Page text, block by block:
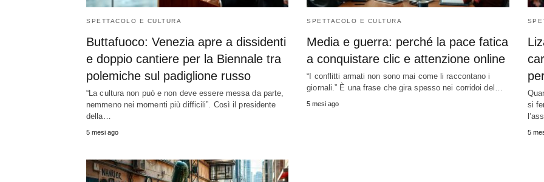
SPETTACOLO E CULTURA
Buttafuoco: Venezia apre a dissidenti
e doppio cantiere per la Biennale tra
polemiche sul padiglione russo
“La cultura non può e non deve essere messa da parte,
nemmeno nei momenti più difficili”. Così il presidente
della…
5 mesi ago
SPETTACOLO E CULTURA
Media e guerra: perché la pace fatica
a conquistare clic e attenzione online
“I conflitti armati non sono mai come li raccontano i
giornali.” È una frase che gira spesso nei corridoi del…
5 mesi ago
si
5